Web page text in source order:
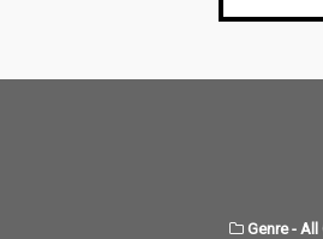
Genre- All